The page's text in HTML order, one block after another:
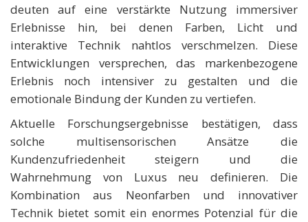
deuten auf eine verstärkte Nutzung immersiver
Erlebnisse hin, bei denen Farben, Licht und
interaktive Technik nahtlos verschmelzen. Diese
Entwicklungen versprechen, das markenbezogene
Erlebnis noch intensiver zu gestalten und die
emotionale Bindung der Kunden zu vertiefen.
Aktuelle Forschungsergebnisse bestätigen, dass
solche multisensorischen Ansätze die
Kundenzufriedenheit steigern und die
Wahrnehmung von Luxus neu definieren. Die
Kombination aus Neonfarben und innovativer
Technik bietet somit ein enormes Potenzial für die